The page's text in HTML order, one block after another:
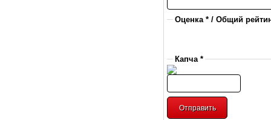
Оценка * / Общий
Капча *